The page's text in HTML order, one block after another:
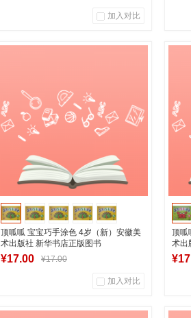
加入对比
加入购物车
顶呱呱 宝宝巧手涂色 4岁（新）安徽美
术出版社 新华书店正版图书
¥17.00 ¥17.00
加入对比
顶呱
术出